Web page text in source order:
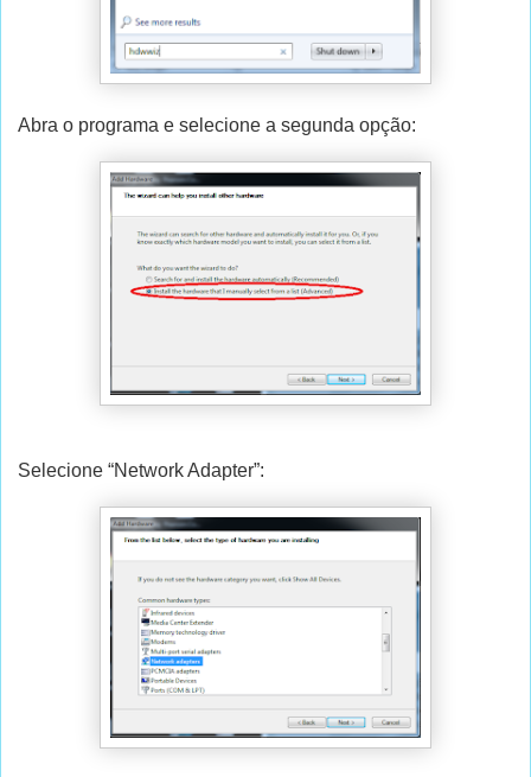
Abra o programa e selecione a segunda opção:
Selecione “Network Adapter”: